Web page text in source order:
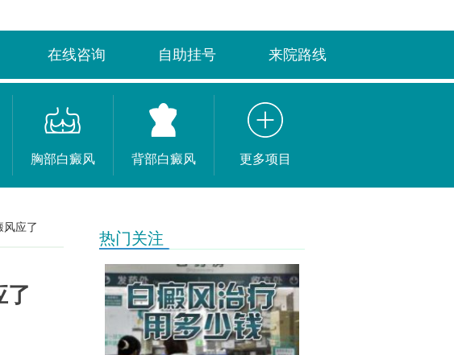
在线咨询 自助挂号 来院路线
胸部白癜风 背部白癜风 更多项目
风应了
了
热门关注